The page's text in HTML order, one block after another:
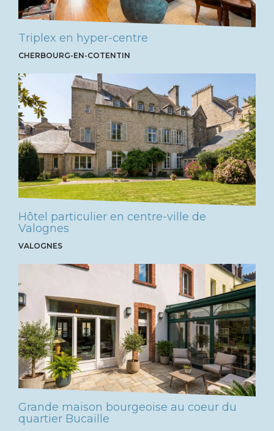
Triplex en hyper-centre
CHERBOURG-EN-COTENTIN
Hôtel particulier en centre-ville de
Valognes
VALOGNES
Grande maison bourgeoise au coeur du
quartier Bucaille